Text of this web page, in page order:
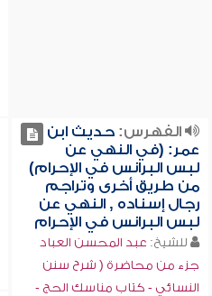
الفهرس:حديث ابن
عمر: (في النهي عن
لبس البرانس في الإحرام)
من طريق أخرى وتراجم
رجال إسناده , النهي عن
لبس البرانس في الإحرام
للشيخ: عبد المحسن العباد
جزء من محاضرة ( شرح سنن
النسائي - كتاب مناسك الحج -